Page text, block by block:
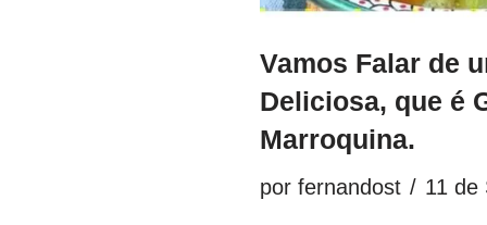
Vamos Falar de
Deliciosa, que é
Marroquina.
por fernandost 11 de